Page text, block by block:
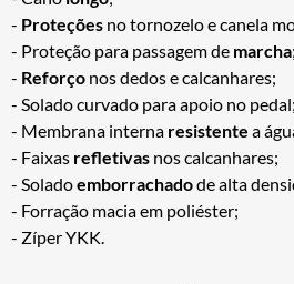
- Proteções no tornozelo e canela
- Proteção para passagem de marcha;
- Reforço nos dedos e calcanhares;
- Solado curvado para apoio no pedal;
- Membrana interna resistente a
- Faixas refletivas nos calcanhares;
- Soladoemborrachadode alta
- Forração macia em poliéster;
- Zíper YKK.